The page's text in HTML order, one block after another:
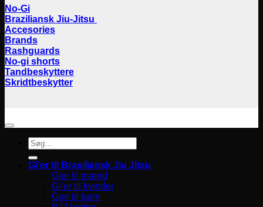
No-Gi
Braziliansk Jiu-Jitsu
Accesories
Brands
Rashguards
No-gi shorts
Tandbeskyttere
Skridtbeskytter
Søg
efter:
Gi’er til Brasiliansk Jiu Jitsu
Gier til mænd
Gi’er til kvinder
Gier til børn